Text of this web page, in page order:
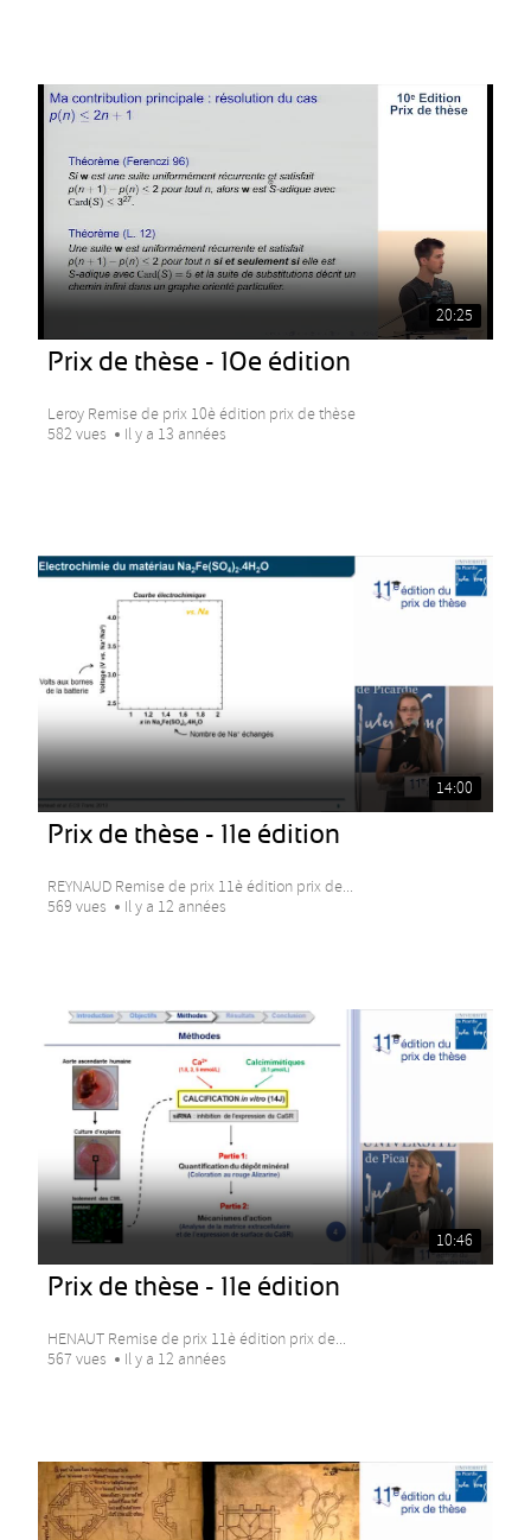
20:25
Prix de thèse - 10e édition
Leroy Remise de prix 10è édition prix de thèse
582 vues
Il y a 13 années
14:00
Prix de thèse - 11e édition
REYNAUD Remise de prix 11è édition prix de...
569 vues
Il y a 12 années
10:46
Prix de thèse - 11e édition
HENAUT Remise de prix 11è édition prix de...
567 vues
Il y a 12 années